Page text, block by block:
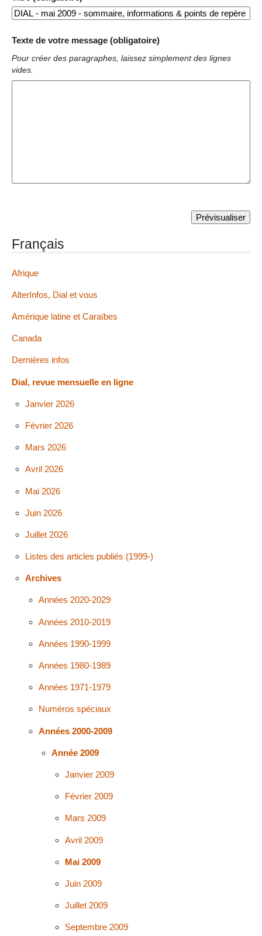
Texte de votre message (obligatoire)
Pour créer des paragraphes, laissez simplement des lignes
vides.
Français
Afrique
AlterInfos, Dial et vous
Amérique latine et Caraïbes
Canada
Dernières infos
Dial, revue mensuelle en ligne
Janvier 2026
Février 2026
Mars 2026
Avril 2026
Mai 2026
Juin 2026
Juillet 2026
Listes des articles publiés (1999-)
Archives
Années 2020-2029
Années 2010-2019
Années 1990-1999
Années 1980-1989
Années 1971-1979
Numéros spéciaux
Années 2000-2009
Année 2009
Janvier 2009
Février 2009
Mars 2009
Avril 2009
Mai 2009
Juin 2009
Juillet 2009
Septembre 2009